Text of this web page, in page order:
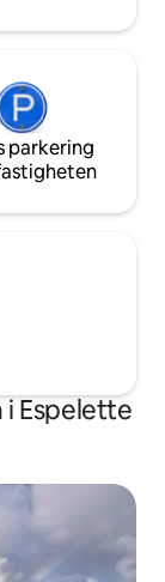
parkering
Espelette